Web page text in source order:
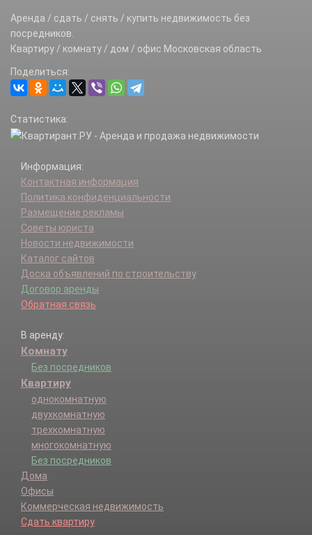
Аренда / сдать / снять / купить недвижимость без
посредников.
Квартиру / комнату / дом / офис Московская область
Поделиться:
Статистика:
Информация:
Контактная информация
Политика конфиденциальности
Размещение рекламы
Советы юриста
Новости недвижимости
Каталог сайтов
Доска объявлений по строительству
Договор аренды
Обратная связь
В аренду:
Комнату
Без посредников
Квартиру
однокомнатную
двухкомнатную
трехкомнатную
многокомнатную
Без посредников
Дома
Офисы
Коммерческая недвижимость
Сдать квартиру